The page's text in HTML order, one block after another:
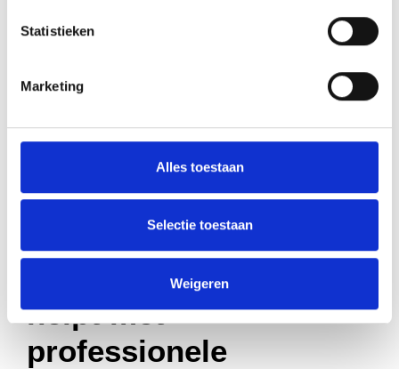
Statistieken
Marketing
Alles toestaan
Selectie toestaan
Weigeren
steeds opnieuw aanpassen. Dit kost energie die beter
besteed kan worden aan het begrijpen van de inhoud.
waardoor tekst tegen de rand drukt, en het gebruik van
Hoe boekenmakers
helpt met
professionele